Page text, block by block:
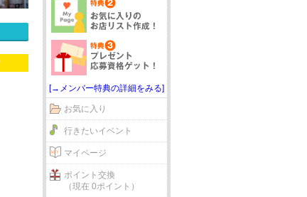
[→メンバー特典の詳細をみる]
お気に入り
行きたいイベント
マイページ
ポイント交換
（現在 0ポイント）